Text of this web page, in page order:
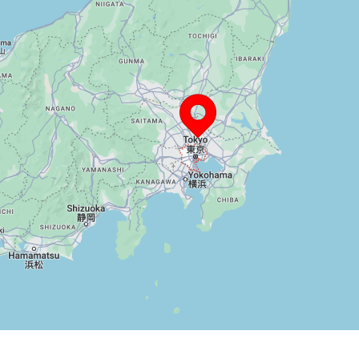
TeraBox 荣获红点奖，以表彰
合，为用户提供了在管理和访